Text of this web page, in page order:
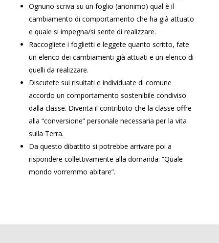
Ognuno scriva su un foglio (anonimo) qual è il
cambiamento di comportamento che ha già attuato
e quale si impegna/si sente di realizzare.
Raccogliete i foglietti e leggete quanto scritto, fate
un elenco dei cambiamenti già attuati e un elenco di
quelli da realizzare.
Discutete sui risultati e individuate di comune
accordo un comportamento sostenibile condiviso
dalla classe. Diventa il contributo che la classe offre
alla “conversione” personale necessaria per la vita
sulla Terra.
Da questo dibattito si potrebbe arrivare poi a
rispondere collettivamente alla domanda: “Quale
mondo vorremmo abitare”.